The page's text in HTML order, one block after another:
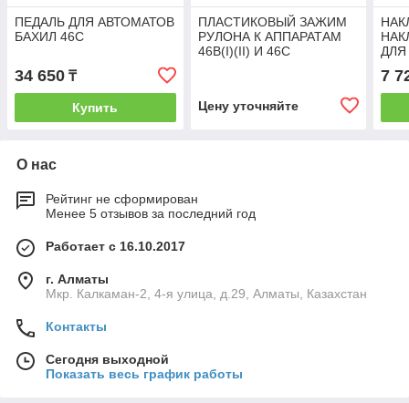
ПЕДАЛЬ ДЛЯ АВТОМАТОВ
БАХИЛ 46С
34 650 ₸
Купить
ПЛАСТИКОВЫЙ ЗАЖИМ
РУЛОНА К АППАРАТАМ
46B(I)(II) И 46C
Цену уточняйте
ДЛЯ
7
О нас
Рейтинг не сформирован
Менее 5 отзывов за последний год
Работает с 16.10.2017
г. Алматы
Мкр. Калкаман-2, 4-я улица, д.29, Алматы, Казахстан
Контакты
Сегодня выходной
Показать весь график работы